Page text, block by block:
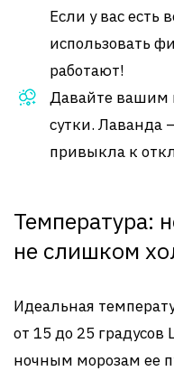
Если у вас есть
использовать
работают!
Давайте вашим
сутки. Лаванда
привыкла к
Температура:
не слишком
Идеальная
от 15 до 25 градусов
ночным морозам ее